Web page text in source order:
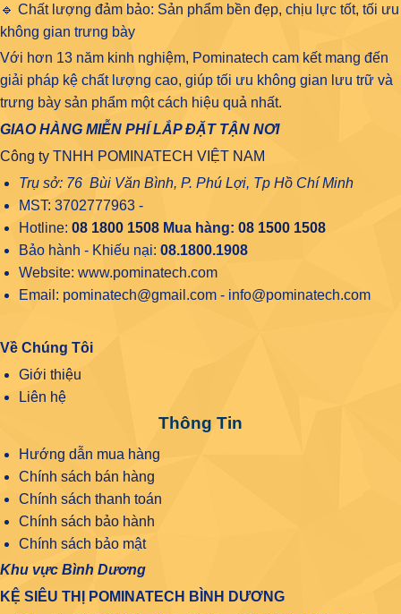
🔹 Chất lượng đảm bảo: Sản phẩm bền đẹp, chịu lực tốt, tối ưu
không gian trưng bày
Với hơn 13 năm kinh nghiệm, Pominatech cam kết mang đến
giải pháp kệ chất lượng cao, giúp tối ưu không gian lưu trữ và
trưng bày sản phẩm một cách hiệu quả nhất.
GIAO HÀNG MIỄN PHÍ LẮP ĐẶT TẬN NƠI
Công ty TNHH POMINATECH VIỆT NAM
Trụ sở: 76 Bùi Văn Bình, P. Phú Lợi, Tp Hồ Chí Minh
MST: 3702777963 -
Hotline: 08 1800 1508Mua hàng: 08 1500 1508
Bảo hành - Khiếu nại: 08.1800.1908
Website: www.pominatech.com
Email: pominatech@gmail.com - info@pominatech.com
Về Chúng Tôi
Giới thiệu
Liên hệ
Thông Tin
Hướng dẫn mua hàng
Chính sách bán hàng
Chính sách thanh toán
Chính sách bảo hành
Chính sách bảo mật
Khu vực Bình Dương
KỆ SIÊU THỊ POMINATECH BÌNH DƯƠNG